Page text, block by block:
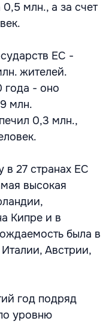
млн., а за счет
ЕС -
жителей.
года - оно
млн.
0,3 млн.,
в 27 странах ЕС
высокая
Кипре и в
была в
Австрии,
год подряд
уровню